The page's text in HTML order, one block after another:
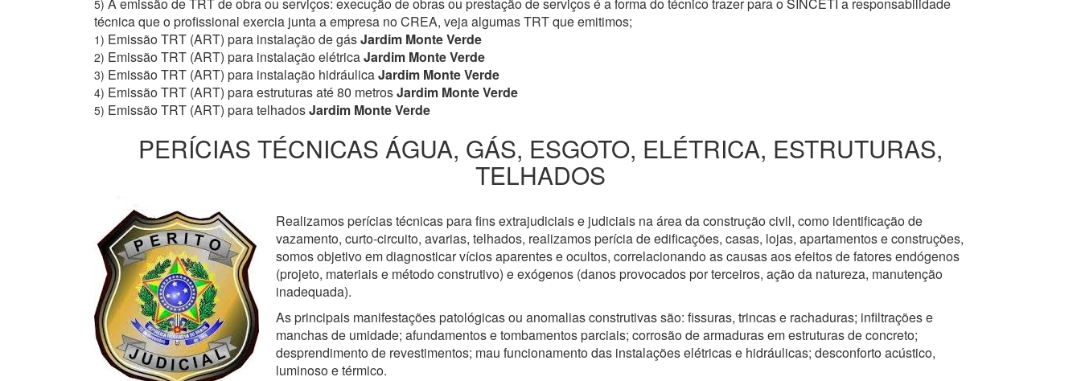
5) A emissão de TRT de obra ou serviços: execução de obras ou prestação de serviços é a forma do técnico trazer para o SINCETI a responsabilidade
técnica que o profissional exercia junta a empresa no CREA, veja algumas TRT que emitimos;
1) Emissão TRT (ART) para instalação de gásJardim Monte Verde
2) Emissão TRT (ART) para instalação elétricaJardim Monte Verde
3) Emissão TRT (ART) para instalação hidráulicaJardim Monte Verde
4) Emissão TRT (ART) para estruturas até 80 metrosJardim Monte Verde
5) Emissão TRT (ART) para telhadosJardim Monte Verde
PERÍCIAS TÉCNICAS ÁGUA, GÁS, ESGOTO, ELÉTRICA, ESTRUTURAS,
TELHADOS
Realizamos perícias técnicas para fins extrajudiciais e judiciais na área da construção civil, como identificação de
vazamento, curto-circuito, avarias, telhados, realizamos perícia de edificações, casas, lojas, apartamentos e construções,
somos objetivo em diagnosticar vícios aparentes e ocultos, correlacionando as causas aos efeitos de fatores endógenos
(projeto, materiais e método construtivo) e exógenos (danos provocados por terceiros, ação da natureza, manutenção
inadequada).
As principais manifestações patológicas ou anomalias construtivas são: fissuras, trincas e rachaduras; infiltrações e
manchas de umidade; afundamentos e tombamentos parciais; corrosão de armaduras em estruturas de concreto;
desprendimento de revestimentos; mau funcionamento das instalações elétricas e hidráulicas; desconforto acústico,
luminoso e térmico.